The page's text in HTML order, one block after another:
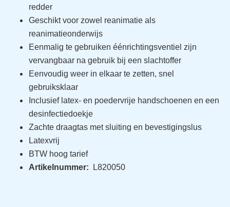
redder
Geschikt voor zowel reanimatie als
reanimatieonderwijs
Eenmalig te gebruiken éénrichtingsventiel zijn
vervangbaar na gebruik bij een slachtoffer
Eenvoudig weer in elkaar te zetten, snel
gebruiksklaar
Inclusief latex- en poedervrije handschoenen en een
desinfectiedoekje
Zachte draagtas met sluiting en bevestigingslus
Latexvrij
BTW hoog tarief
Artikelnummer:
L820050